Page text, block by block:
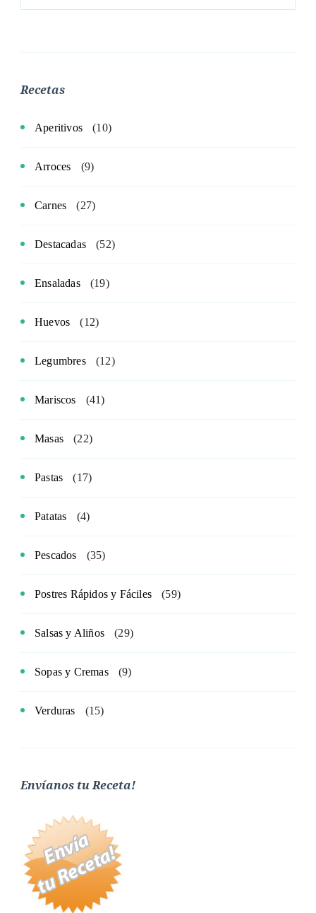
Recetas
Aperitivos (10)
Arroces (9)
Carnes (27)
Destacadas (52)
Ensaladas (19)
Huevos (12)
Legumbres (12)
Mariscos (41)
Masas (22)
Pastas (17)
Patatas (4)
Pescados (35)
Postres Rápidos y Fáciles (59)
Salsas y Aliños (29)
Sopas y Cremas (9)
Verduras (15)
Envíanos tu Receta!